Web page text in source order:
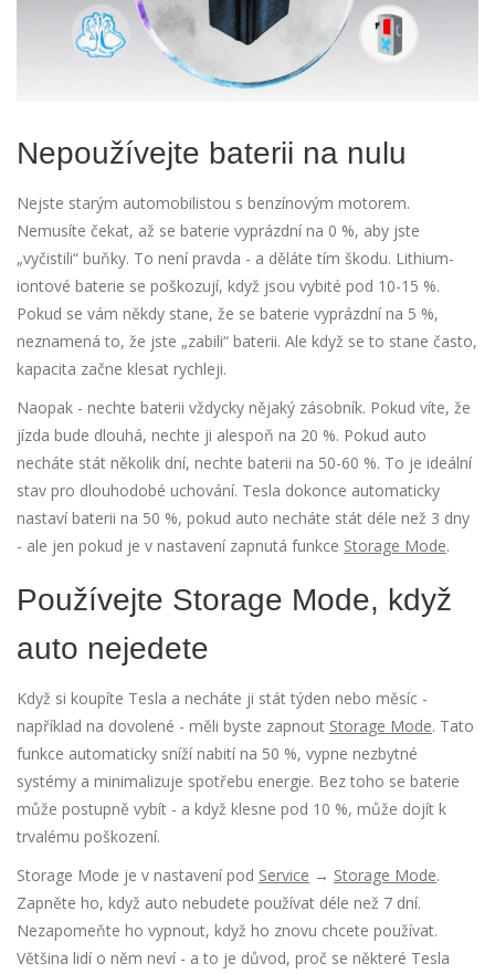
Nepoužívejte baterii na nulu
Nejste starým automobilistou s benzínovým motorem.
Nemusíte čekat, až se baterie vyprázdní na 0 %, aby jste
„vyčistili“ buňky. To není pravda - a děláte tím škodu. Lithium-
iontové baterie se poškozují, když jsou vybité pod 10-15 %.
Pokud se vám někdy stane, že se baterie vyprázdní na 5 %,
neznamená to, že jste „zabili“ baterii. Ale když se to stane často,
kapacita začne klesat rychleji.
Naopak - nechte baterii vždycky nějaký zásobník. Pokud víte, že
jízda bude dlouhá, nechte ji alespoň na 20 %. Pokud auto
necháte stát několik dní, nechte baterii na 50-60 %. To je ideální
stav pro dlouhodobé uchování. Tesla dokonce automaticky
nastaví baterii na 50 %, pokud auto necháte stát déle než 3 dny
- ale jen pokud je v nastavení zapnutá funkce Storage Mode.
Používejte Storage Mode, když
auto nejedete
Když si koupíte Tesla a necháte ji stát týden nebo měsíc -
například na dovolené - měli byste zapnout Storage Mode. Tato
funkce automaticky sníží nabití na 50 %, vypne nezbytné
systémy a minimalizuje spotřebu energie. Bez toho se baterie
může postupně vybít - a když klesne pod 10 %, může dojít k
trvalému poškození.
Storage Mode je v nastavení pod Service → Storage Mode.
Zapněte ho, když auto nebudete používat déle než 7 dní.
Nezapomeňte ho vypnout, když ho znovu chcete používat.
Většina lidí o něm neví - a to je důvod, proč se některé Tesla